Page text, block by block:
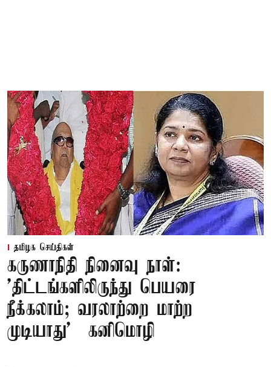
தமிழக செய்திகள்
கருணாநிதி நினைவு நாள்:
'திட்டங்களிலிருந்து பெயரை
நீக்கலாம்; வரலாற்றை மாற்ற
முடியாது' – கனிமொழி